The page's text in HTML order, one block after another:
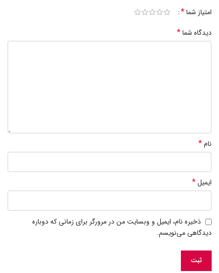
امتیاز شما*
دیدگاه شما*
نام*
ایمیل*
ذخیره نام، ایمیل و وبسایت من در مرورگر برای زمانی که دوباره
دیدگاهی می‌نویسم.